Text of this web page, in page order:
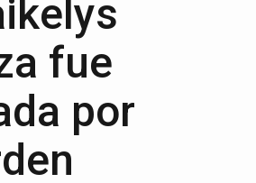
fue
por